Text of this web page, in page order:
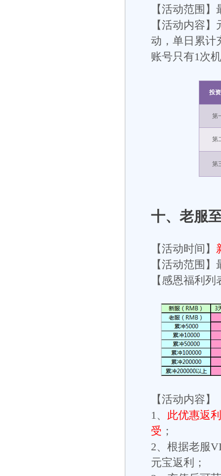
【活动范围】
【活动内容
动，单日累计
账号只有1次
投
第
第
第
十、老服
【活动时间】
【活动范围】
【感恩福利列
【活动内容】
1、 此优惠返
受 ；
2、根据老服
元宝返利；